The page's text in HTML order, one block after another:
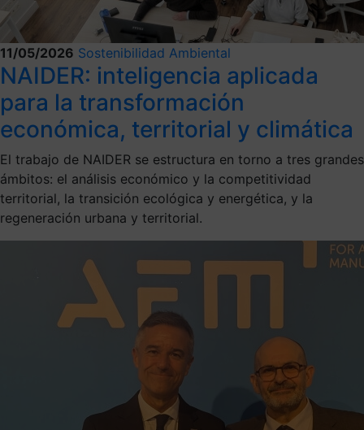
11/05/2026 Sostenibilidad Ambiental
NAIDER: inteligencia aplicada
para la transformación
económica, territorial y climática
El trabajo de NAIDER se estructura en torno a tres grandes
ámbitos: el análisis económico y la competitividad
territorial, la transición ecológica y energética, y la
regeneración urbana y territorial.